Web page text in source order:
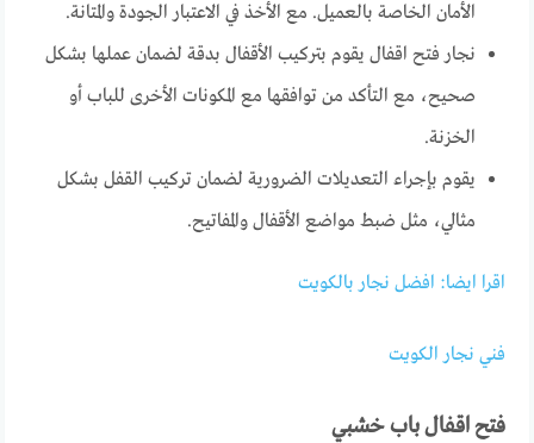
الأمان الخاصة بالعميل. مع الأخذ في الاعتبار الجودة والمتانة.
نجار فتح اقفال يقوم بتركيب الأقفال بدقة لضمان عملها بشكل
صحيح، مع التأكد من توافقها مع المكونات الأخرى للباب أو
الخزنة.
يقوم بإجراء التعديلات الضرورية لضمان تركيب القفل بشكل
مثالي، مثل ضبط مواضع الأقفال والمفاتيح.
اقرا ايضا: افضل نجار بالكويت
فني نجار الكويت
فتح اقفال باب خشبي